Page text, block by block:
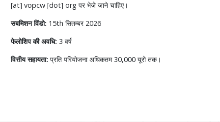
[at] vopcw [dot] org पर भेजे जाने चाहिए।
सबमिशन विंडो: 15th सितम्बर 2026
फेलोशिप की अवधि: 3 वर्ष
वित्तीय सहायता: प्रति परियोजना अधिकतम 30,000 यूरो तक।